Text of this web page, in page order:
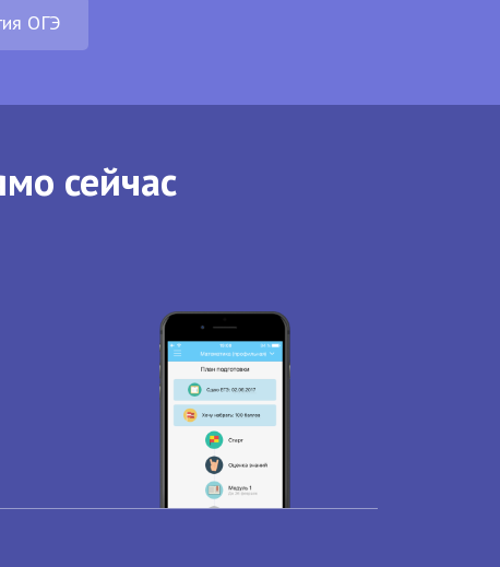
ОГЭ
сейчас